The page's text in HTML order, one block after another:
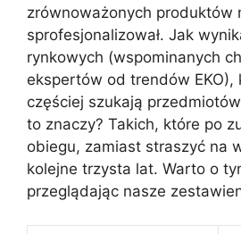
zrównoważonych produktów
sprofesjonalizował. Jak
rynkowych (wspominanych
ekspertów od trendów EKO),
częściej szukają przedmiotów
to znaczy? Takich, które po
obiegu, zamiast straszyć na
kolejne trzysta lat. Warto o
przeglądając nasze